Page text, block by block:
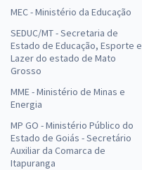
MEC - Ministério da Educação
SEDUC/MT - Secretaria de
Estado de Educação, Esporte e
Lazer do estado de Mato
Grosso
MME - Ministério de Minas e
Energia
MP GO - Ministério Público do
Estado de Goiás - Secretário
Auxiliar da Comarca de
Itapuranga